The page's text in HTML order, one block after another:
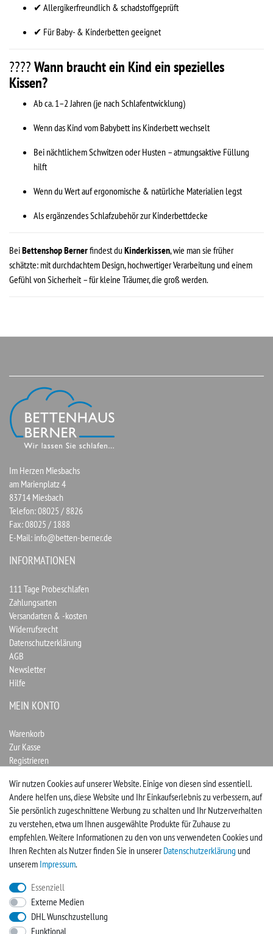
✔ Allergikerfreundlich & schadstoffgeprüft
✔ Für Baby- & Kinderbetten geeignet
????Wann braucht ein Kind ein spezielles
Kissen?
Ab ca. 1–2 Jahren (je nach Schlafentwicklung)
Wenn das Kind vom Babybett ins Kinderbett wechselt
Bei nächtlichem Schwitzen oder Husten – atmungsaktive Füllung
hilft
Wenn du Wert auf ergonomische & natürliche Materialien legst
Als ergänzendes Schlafzubehör zur Kinderbettdecke
BeiBettenshop Bernerfindest du Kinderkissen, wie man sie früher
schätzte: mit durchdachtem Design, hochwertiger Verarbeitung und einem
Gefühl von Sicherheit – für kleine Träumer, die groß werden.
Im Herzen Miesbachs
am Marienplatz 4
83714 Miesbach
Telefon: 08025 / 8826
Fax: 08025 / 1888
E-Mail: info@betten-berner.de
INFORMATIONEN
111 Tage Probeschlafen
Zahlungsarten
Versandarten & -kosten
Widerrufsrecht
Datenschutzerklärung
AGB
Newsletter
Hilfe
MEIN KONTO
Warenkorb
Zur Kasse
Registrieren
Vertrag widerrufen
UNTERNEHMEN
Kontakt
Impressum
FACEBOOK
Wir nutzen Cookies auf unserer Website. Einige von diesen sind essentiell.
Andere helfen uns, diese Website und Ihr Einkaufserlebnis zu verbessern, auf
Sie persönlich zugeschnittene Werbung zu schalten und Ihr Nutzerverhalten
zu verstehen, etwa um Ihnen ausgewählte Produkte für Zuhause zu
empfehlen. Weitere Informationen zu den von uns verwendeten Cookies und
Ihren Rechten als Nutzer finden Sie in unsererDaten­schutz­erklärung und
unserem Impressum.
Essenziell
Externe Medien
DHL Wunschzustellung
Funktional